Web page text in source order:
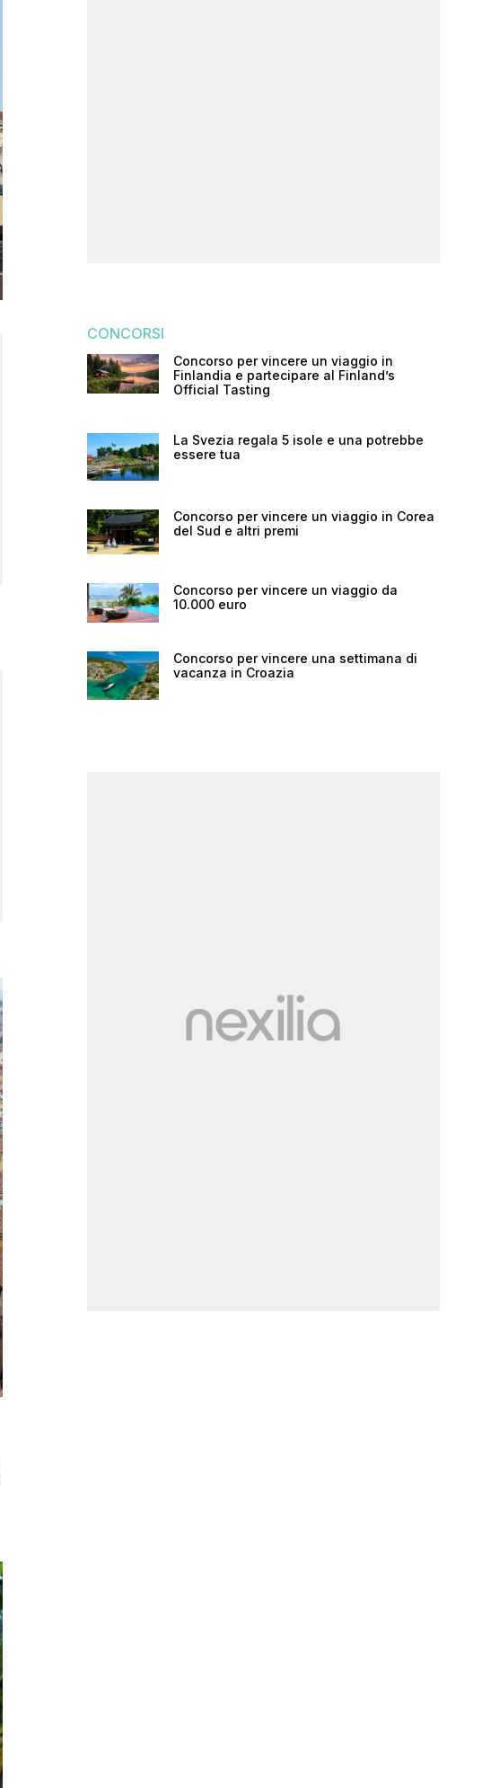
CONCORSI
Concorso per vincere un viaggio in
Finlandia e partecipare al Finland’s
Official Tasting
La Svezia regala 5 isole e una potrebbe
essere tua
Concorso per vincere un viaggio in Corea
del Sud e altri premi
Concorso per vincere un viaggio da
10.000 euro
Concorso per vincere una settimana di
vacanza in Croazia